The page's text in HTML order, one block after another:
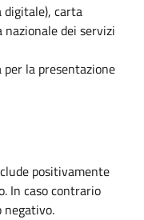
digitale), carta
nazionale dei servizi
la presentazione
positivamente
In caso contrario
negativo.